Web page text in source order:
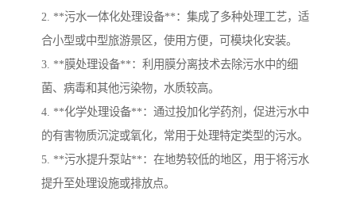
2. **污水一体化处理设备**：集成了多种处理工艺，适
合小型或中型旅游景区，使用方便，可模块化安装。
3. **膜处理设备**：利用膜分离技术去除污水中的细
菌、病毒和其他污染物，水质较高。
4. **化学处理设备**：通过投加化学药剂，促进污水中
的有害物质沉淀或氧化，常用于处理特定类型的污水。
5. **污水提升泵站**：在地势较低的地区，用于将污水
提升至处理设施或排放点。